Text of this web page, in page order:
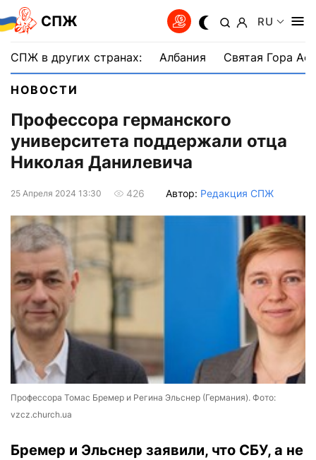
СПЖ RU
СПЖ в других странах: Албания Святая Гора
НОВОСТИ
Профессора германского
университета поддержали отца
Николая Данилевича
25 Апреля 2024 13:30 426 Автор: Редакция СПЖ
Профессора Томас Бремер и Регина Эльснер (Германия). Фото:
vzcz.church.ua
Бремер и Эльснер заявили, что СБУ, а не